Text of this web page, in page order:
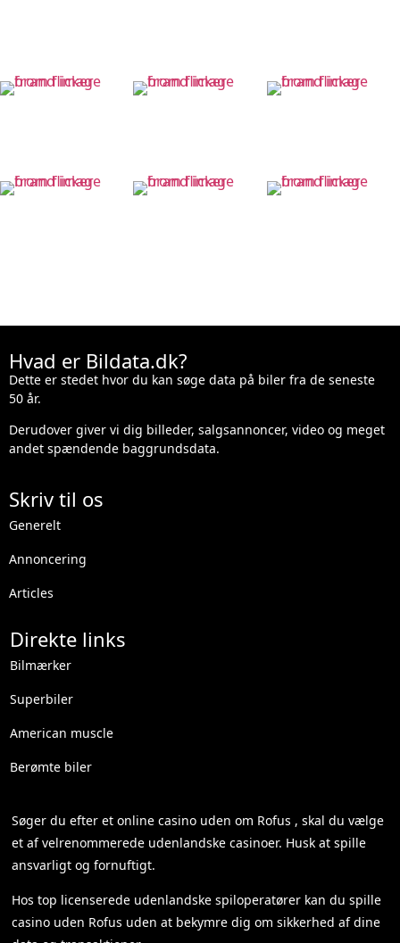
Hvad er Bildata.dk?
Dette er stedet hvor du kan søge data på biler fra de seneste
50 år.
Derudover giver vi dig billeder, salgsannoncer, video og meget
andet spændende baggrundsdata.
Skriv til os
Generelt
Annoncering
Articles
Direkte links
Bilmærker
Superbiler
American muscle
Berømte biler
Søger du efter etonline casino uden om Rofus , skal du vælge
et af velrenommerede udenlandske casinoer. Husk at spille
ansvarligt og fornuftigt.
Hos top licenserede udenlandske spiloperatører kan du spille
casino uden Rofus uden at bekymre dig om sikkerhed af dine